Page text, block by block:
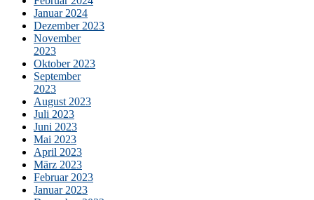
Januar 2024
Dezember 2023
November
2023
Oktober 2023
September
2023
August 2023
Juli 2023
Juni 2023
Mai 2023
April 2023
März 2023
Februar 2023
Januar 2023